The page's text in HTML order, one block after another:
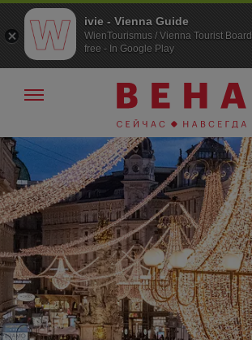
К
навигации
К
содержанию
Показать/
навигации
ivie - Vienna Guide
WienTourismus / Vienna Tourist Board
free - In Google Play